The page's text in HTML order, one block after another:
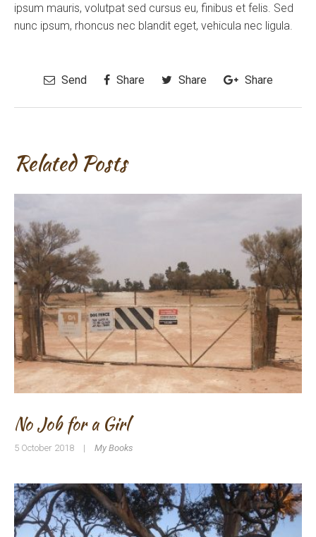
ipsum mauris, volutpat sed cursus eu, finibus et felis. Sed
nunc ipsum, rhoncus nec blandit eget, vehicula nec ligula.
Send Share Share Share
Related Posts
No Job for a Girl
5 October 2018 | My Books